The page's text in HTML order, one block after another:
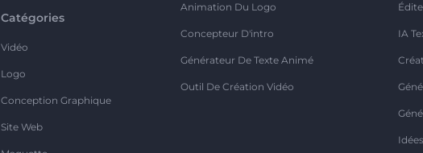
Catégories
Vidéo
Logo
Conception Graphique
Site Web
Animation Du Logo
Concepteur D'intro
Générateur De Texte Animé
Outil De Création Vidéo
IA